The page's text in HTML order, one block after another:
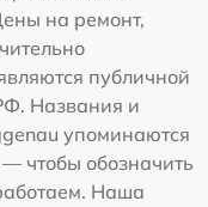
на ремонт,
публичной
Названия и
упоминаются
чтобы обозначить
Наша